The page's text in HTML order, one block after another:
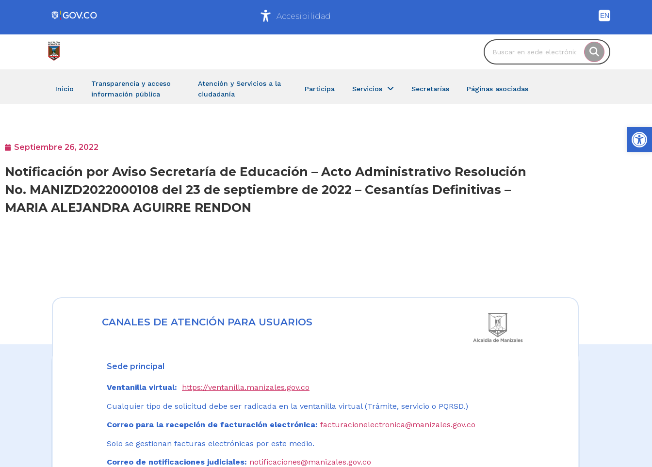
Accesibilidad
Inicio
Transparencia y acceso
información pública
Atención y Servicios a la
ciudadanía
Participa Servicios Secretarías Páginas asociadas
Septiembre 26, 2022
Notificación por Aviso Secretaría de Educación – Acto Administrativo Resolución
No. MANIZD2022000108 del 23 de septiembre de 2022 – Cesantías Definitivas –
MARIA ALEJANDRA AGUIRRE RENDON
CANALES DE ATENCIÓN PARA USUARIOS
Sede principal
Ventanilla virtual: https://ventanilla.manizales.gov.co
Cualquier tipo de solicitud debe ser radicada en la ventanilla virtual (Trámite, servicio o PQRSD.)
Correo para la recepción de facturación electrónica: facturacionelectronica@manizales.gov.co
Solo se gestionan facturas electrónicas por este medio.
Correo de notificaciones judiciales: notificaciones@manizales.gov.co